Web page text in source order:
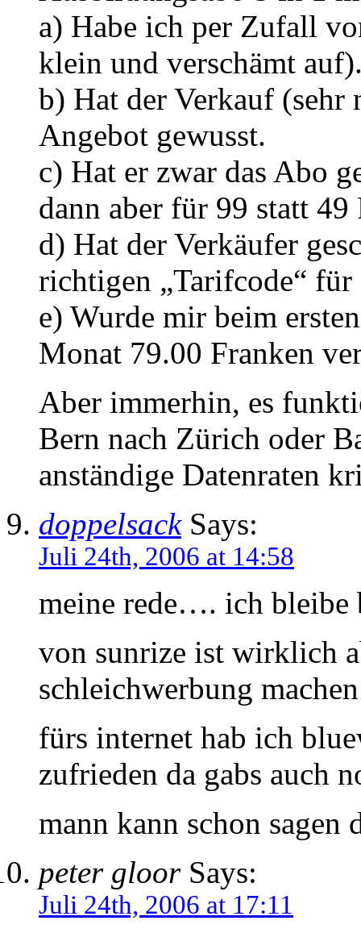
a) Habe ich per Zufall
klein und verschämt
b) Hat der Verkauf
Angebot gewusst.
c) Hat er zwar das Abo
dann aber für 99 statt
d) Hat der Verkäufer
richtigen „Tarifcode“
e) Wurde mir beim
Monat 79.00 Franken
Aber immerhin, es
Bern nach Zürich oder
anständige Datenraten
doppelsackSays:
Juli 24th, 2006 at 14:58
meine rede…. ich bleibe
von sunrize ist wirklich
schleichwerbung
fürs internet hab ich
zufrieden da gabs auch
mann kann schon
peter gloorSays:
Juli 24th, 2006 at 17:11